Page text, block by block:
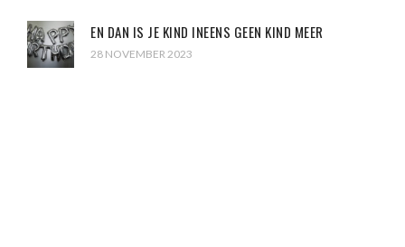
EN DAN IS JE KIND INEENS GEEN KIND MEER
28 NOVEMBER 2023